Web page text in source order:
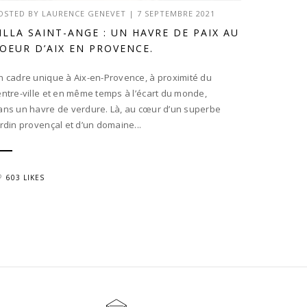
BY LAURENCE GENEVET | 7 SEPTEMBRE 2021
SAINT-ANGE : UN HAVRE DE PAIX AU
D’AIX EN PROVENCE.
cadre unique à Aix-en-Provence, à proximité du
ville et en même temps à l’écart du monde,
un havre de verdure. Là, au cœur d’un superbe
provençal et d’un domaine...
603 LIKES